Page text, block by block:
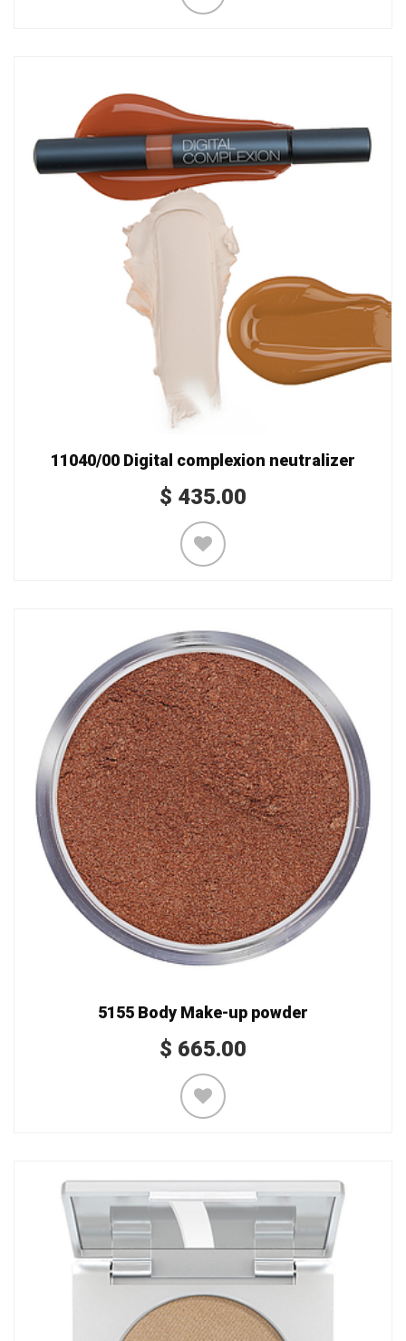
11040/00 Digital complexion neutralizer
$ 435.00
5155 Body Make-up powder
$ 665.00